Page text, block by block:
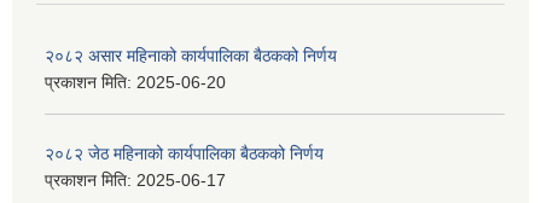
२०८२ असार महिनाको कार्यपालिका बैठकको निर्णय
प्रकाशन मिति: 2025-06-20
२०८२ जेठ महिनाको कार्यपालिका बैठकको निर्णय
प्रकाशन मिति: 2025-06-17